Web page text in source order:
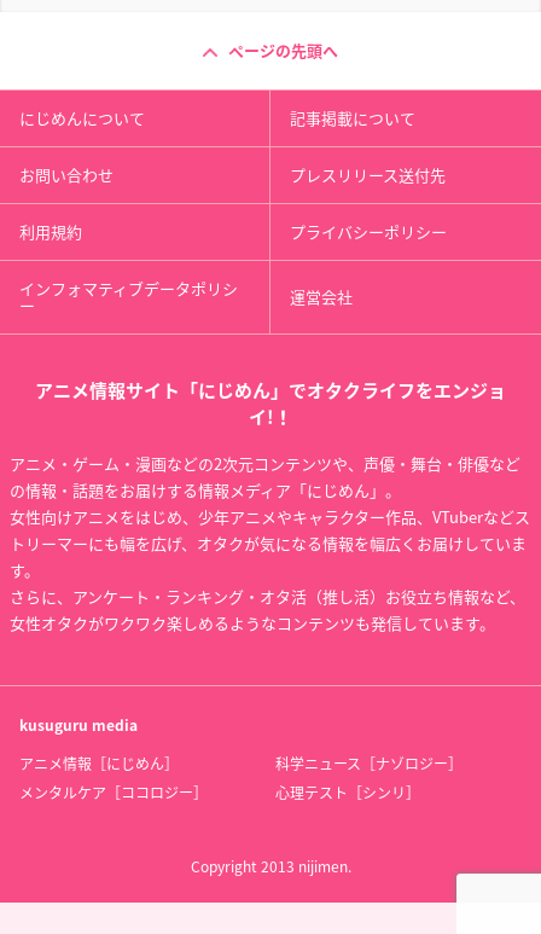
ページの先頭へ
にじめんについて 記事掲載について
お問い合わせ プレスリリース送付先
利用規約 プライバシーポリシー
インフォマティブデータポリシ
ー 運営会社
アニメ情報サイト「にじめん」でオタクライフをエンジョ
イ!！
アニメ・ゲーム・漫画などの2次元コンテンツや、声優・舞台・俳優など
の情報・話題をお届けする情報メディア「にじめん」。
女性向けアニメをはじめ、少年アニメやキャラクター作品、VTuberなどス
トリーマーにも幅を広げ、オタクが気になる情報を幅広くお届けしていま
す。
さらに、アンケート・ランキング・オタ活（推し活）お役立ち情報など、
女性オタクがワクワク楽しめるようなコンテンツも発信しています。
kusuguru media
アニメ情報［にじめん］
科学ニュース［ナゾロジー］
メンタルケア［ココロジー］
心理テスト［シンリ］
Copyright 2013 nijimen.